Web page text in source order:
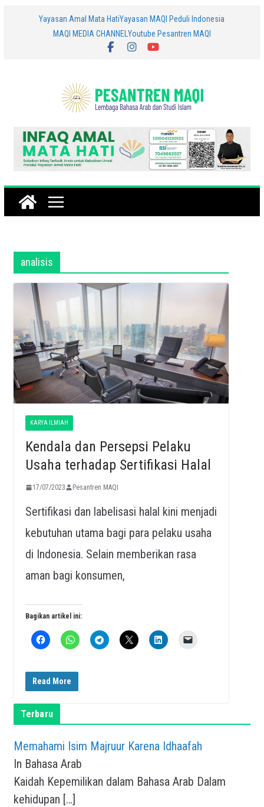
Yayasan Amal Mata HatiYayasan MAQI Peduli Indonesia
MAQI MEDIA CHANNEL Youtube Pesantren MAQI
analisis
KARYA ILMIAH
Kendala dan Persepsi Pelaku
Usaha terhadap Sertifikasi Halal
17/07/2023 Pesantren MAQI
Sertifikasi dan labelisasi halal kini menjadi
kebutuhan utama bagi para pelaku usaha
di Indonesia. Selain memberikan rasa
aman bagi konsumen,
Bagikan artikel ini:
Read More
Terbaru
Memahami Isim Majruur Karena Idhaafah
In Bahasa Arab
Kaidah Kepemilikan dalam Bahasa Arab Dalam
kehidupan […]